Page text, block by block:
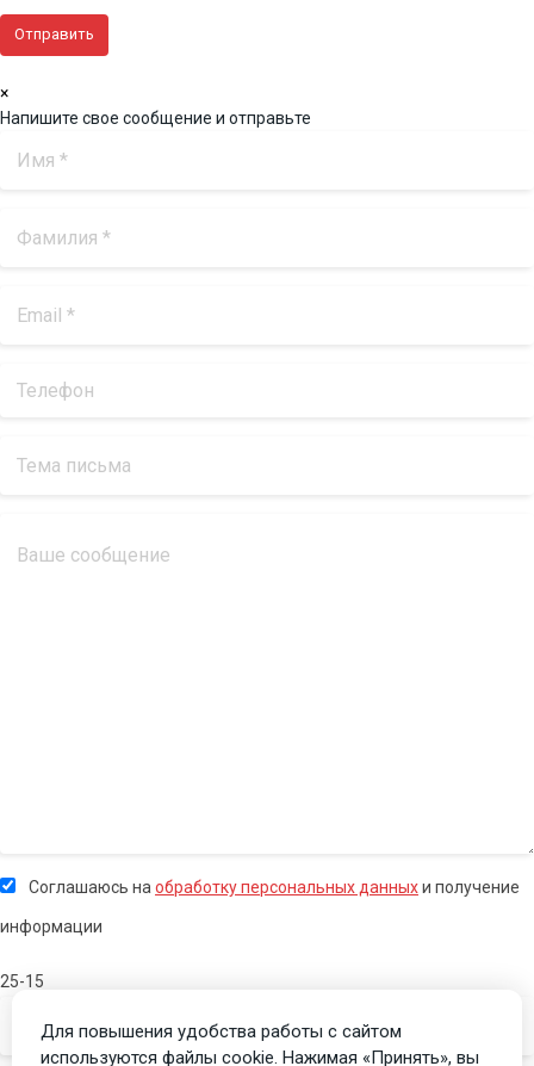
×
Напишите свое сообщение и отправьте
Соглашаюсь на обработку персональных данныхи получение
информации
25-15
Для повышения удобства работы с сайтом
используются файлы cookie. Нажимая «Принять», вы